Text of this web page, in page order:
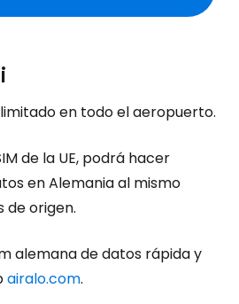
en todo el aeropuerto.
de la UE, podrá hacer
en Alemania al mismo
de origen.
alemana de datos rápida y
airalo.com.